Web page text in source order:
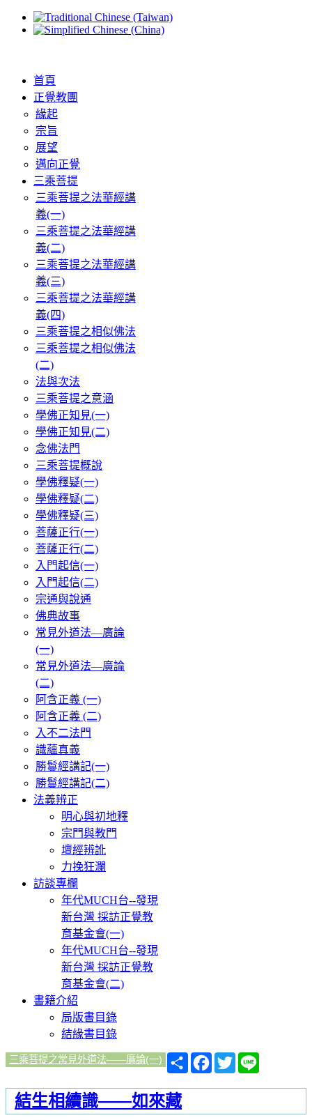
首頁
正覺教團
緣起
宗旨
展望
邁向正覺
三乘菩提
三乘菩提之法華經講
義(一)
三乘菩提之法華經講
義(二)
三乘菩提之法華經講
義(三)
三乘菩提之法華經講
義(四)
三乘菩提之相似佛法
三乘菩提之相似佛法
(二)
法與次法
三乘菩提之意涵
學佛正知見(一)
學佛正知見(二)
念佛法門
三乘菩提概說
學佛釋疑(一)
學佛釋疑(二)
學佛釋疑(三)
菩薩正行(一)
菩薩正行(二)
入門起信(一)
入門起信(二)
宗通與說通
佛典故事
常見外道法—廣論
(一)
常見外道法—廣論
(二)
阿含正義 (一)
阿含正義 (二)
入不二法門
識蘊真義
勝鬘經講記(一)
勝鬘經講記(二)
法義辨正
明心與初地釋
宗門與教門
壇經辨訛
力挽狂瀾
訪談專欄
年代MUCH台--發現
新台灣 採訪正覺教
育基金會(一)
年代MUCH台--發現
新台灣 採訪正覺教
育基金會(二)
書籍介紹
局版書目錄
結緣書目錄
三乘菩提之常見外道法——廣論(一)
分
享
Facebook
Twitter
結生相續識——如來藏